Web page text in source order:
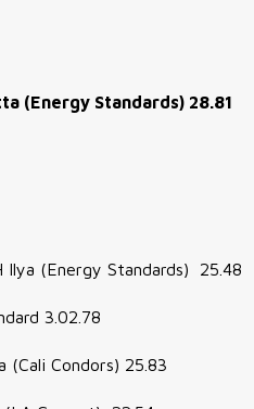
(Energy Standards) 28.81
Ilya (Energy Standards) 25.48
3.02.78
(Cali Condors) 25.83